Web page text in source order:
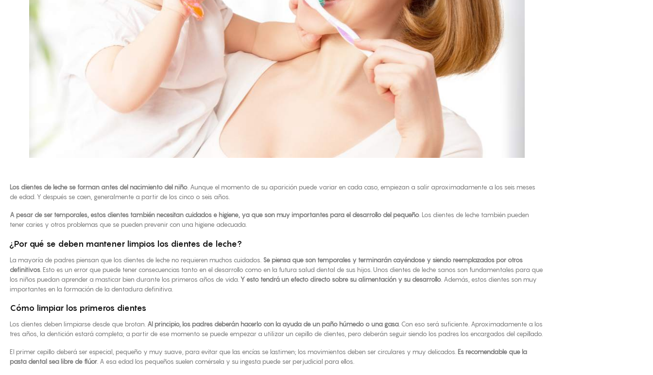
Los dientes de leche se forman antes del nacimiento del niño. Aunque el momento de su aparición puede variar en cada caso, empiezan a salir aproximadamente a los seis meses
de edad. Y después se caen, generalmente a partir de los cinco o seis años.
A pesar de ser temporales, estos dientes también necesitan cuidados e higiene, ya que son muy importantes para el desarrollo del pequeño . Los dientes de leche también pueden
tener caries y otros problemas que se pueden prevenir con una higiene adecuada.
¿Por qué se deben mantener limpios los dientes de leche?
La mayoría de padres piensan que los dientes de leche no requieren muchos cuidados. Se piensa que son temporales y terminarán cayéndose y siendo reemplazados por otros
definitivos . Esto es un error que puede tener consecuencias tanto en el desarrollo como en la futura salud dental de sus hijos. Unos dientes de leche sanos son fundamentales para que
los niños puedan aprender a masticar bien durante los primeros años de vida. Y esto tendrá un efecto directo sobre su alimentación y su desarrollo . Además, estos dientes son muy
importantes en la formación de la dentadura definitiva.
Cómo limpiar los primeros dientes
Los dientes deben limpiarse desde que brotan. Al principio, los padres deberán hacerlo con la ayuda de un paño húmedo o una gasa . Con eso será suficiente. Aproximadamente a los
tres años, la dentición estará completa; a partir de ese momento se puede empezar a utilizar un cepillo de dientes, pero deberán seguir siendo los padres los encargados del cepillado.
El primer cepillo deberá ser especial, pequeño y muy suave, para evitar que las encías se lastimen; los movimientos deben ser circulares y muy delicados. Es recomendable que la
pasta dental sea libre de flúor . A esa edad los pequeños suelen comérsela y su ingesta puede ser perjudicial para ellos.